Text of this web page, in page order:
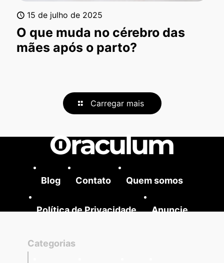
15 de julho de 2025
O que muda no cérebro das
mães após o parto?
Carregar mais
Blog Contato Quem somos
Política de Privacidade Anuncie
Categorias